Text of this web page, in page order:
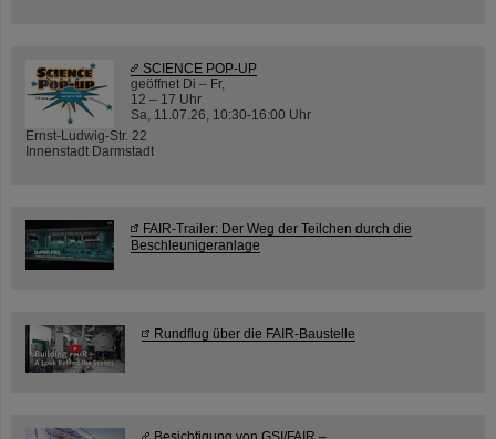
SCIENCE POP-UP
geöffnet Di – Fr,
12 – 17 Uhr
Sa, 11.07.26, 10:30-16:00 Uhr
Ernst-Ludwig-Str. 22
Innenstadt Darmstadt
FAIR-Trailer: Der Weg der Teilchen durch die
Beschleunigeranlage
Rundflug über die FAIR-Baustelle